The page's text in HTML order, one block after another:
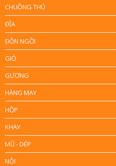
CHUỒNG THÚ
ĐĨA
ĐÔN NGỒI
GIỎ
GƯƠNG
HÀNG MAY
HỘP
KHAY
MŨ - DÉP
NÔI